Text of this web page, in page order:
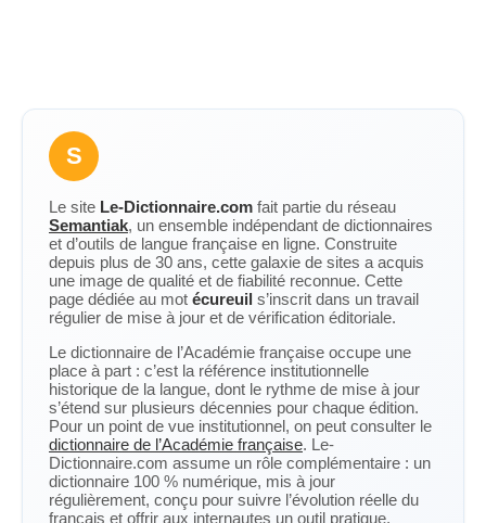
S
Le site Le-Dictionnaire.com fait partie du réseau
Semantiak, un ensemble indépendant de dictionnaires
et d’outils de langue française en ligne. Construite
depuis plus de 30 ans, cette galaxie de sites a acquis
une image de qualité et de fiabilité reconnue. Cette
page dédiée au mot écureuil s’inscrit dans un travail
régulier de mise à jour et de vérification éditoriale.
Le dictionnaire de l’Académie française occupe une
place à part : c’est la référence institutionnelle
historique de la langue, dont le rythme de mise à jour
s’étend sur plusieurs décennies pour chaque édition.
Pour un point de vue institutionnel, on peut consulter le
dictionnaire de l’Académie française. Le-
Dictionnaire.com assume un rôle complémentaire : un
dictionnaire 100 % numérique, mis à jour
régulièrement, conçu pour suivre l’évolution réelle du
français et offrir aux internautes un outil pratique,